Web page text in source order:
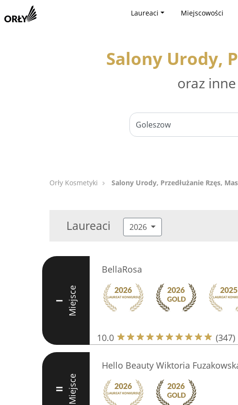
Laureaci Miejscowości
Salony Urody,
oraz
Orły Kosmetyki Salony Urody, Przedłużanie Rzęs,
Laureaci 2026
I Miejsce
BellaRosa
10.0 (347)
II Miejsce
Hello Beauty Wiktoria